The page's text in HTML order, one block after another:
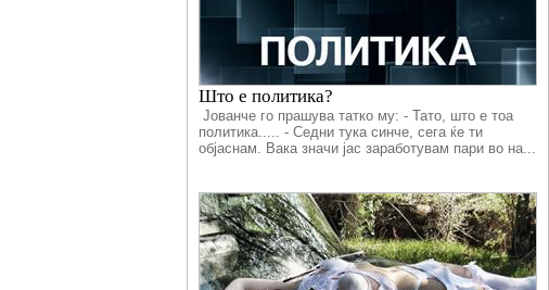
Што е политика?
Јованче го прашува татко му: - Тато, што е тоа
политика..... - Седни тука синче, сега ќе ти
објаснам. Вака значи јас заработувам пари во на...